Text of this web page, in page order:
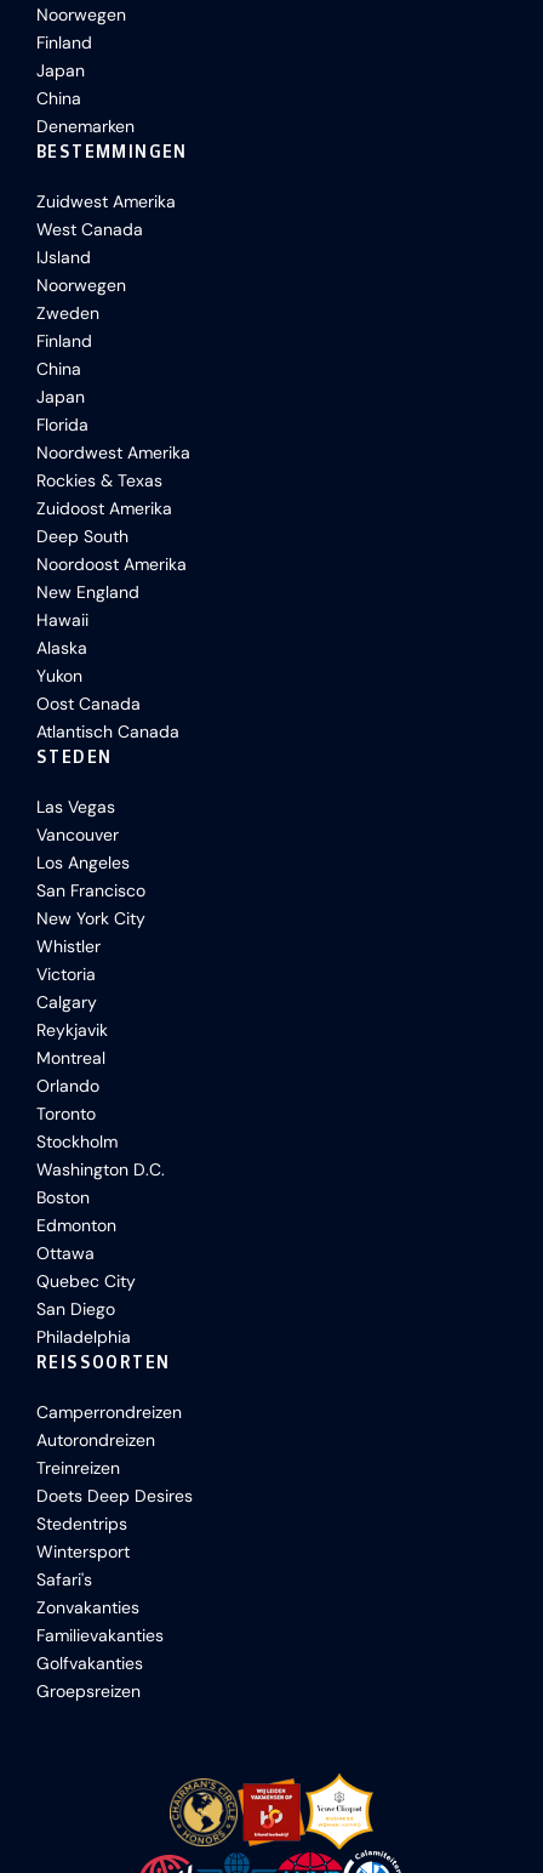
Noorwegen
Finland
Japan
China
Denemarken
BESTEMMINGEN
Zuidwest Amerika
West Canada
IJsland
Noorwegen
Zweden
Finland
China
Japan
Florida
Noordwest Amerika
Rockies & Texas
Zuidoost Amerika
Deep South
Noordoost Amerika
New England
Hawaii
Alaska
Yukon
Oost Canada
Atlantisch Canada
STEDEN
Las Vegas
Vancouver
Los Angeles
San Francisco
New York City
Whistler
Victoria
Calgary
Reykjavik
Montreal
Orlando
Toronto
Stockholm
Washington D.C.
Boston
Edmonton
Ottawa
Quebec City
San Diego
Philadelphia
REISSOORTEN
Camperrondreizen
Autorondreizen
Treinreizen
Doets Deep Desires
Stedentrips
Wintersport
Safari's
Zonvakanties
Familievakanties
Golfvakanties
Groepsreizen